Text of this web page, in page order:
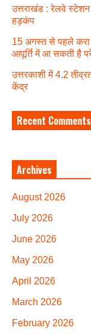
उत्तराखंड : रेलवे स्टेशन
हड़कंप
15 अगस्त से पहले करा
आपूर्ति में आ सकती है
उत्तरकाशी में 4.2
केंद्र
Recent Comments
Archives
August 2026
July 2026
June 2026
May 2026
April 2026
March 2026
February 2026